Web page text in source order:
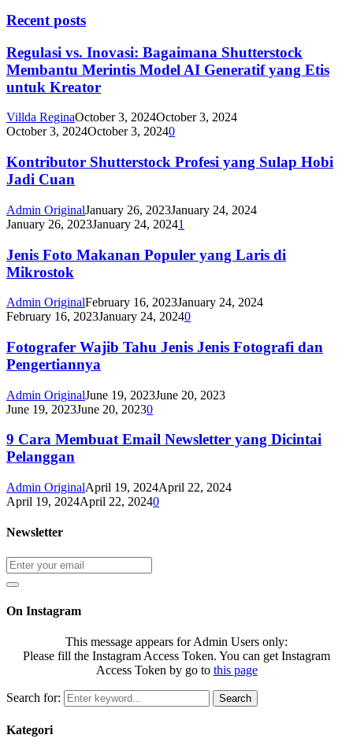
Recent posts
Regulasi vs. Inovasi: Bagaimana Shutterstock
Membantu Merintis Model AI Generatif yang Etis
untuk Kreator
Villda ReginaOctober 3, 2024October 3, 2024
October 3, 2024October 3, 20240
Kontributor Shutterstock Profesi yang Sulap Hobi
Jadi Cuan
Admin OriginalJanuary 26, 2023January 24, 2024
January 26, 2023January 24, 20241
Jenis Foto Makanan Populer yang Laris di
Mikrostok
Admin OriginalFebruary 16, 2023January 24, 2024
February 16, 2023January 24, 20240
Fotografer Wajib Tahu Jenis Jenis Fotografi dan
Pengertiannya
Admin OriginalJune 19, 2023June 20, 2023
June 19, 2023June 20, 20230
9 Cara Membuat Email Newsletter yang Dicintai
Pelanggan
Admin OriginalApril 19, 2024April 22, 2024
April 19, 2024April 22, 20240
Newsletter
On Instagram
This message appears for Admin Users only:
Please fill the Instagram Access Token. You can get Instagram
Access Token by go to this page
Search for: Search
Kategori